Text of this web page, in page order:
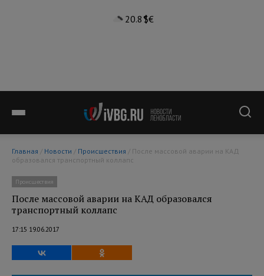
20.8°$€
Главная / Новости / Происшествия
образовался транспортный коллапс
Происшествия
После массовой аварии на КАД образовался
транспортный коллапс
17:15 19.06.2017